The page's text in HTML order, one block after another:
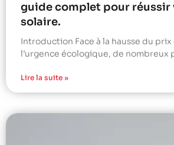
guide complet pour
solaire.
Introduction Face à la hausse du
l’urgence écologique, de nombreux
Lire la suite »